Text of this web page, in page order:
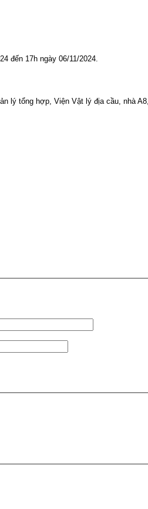
đến 17h ngày 06/11/2024.
lý tổng hợp, Viện Vật lý địa cầu, nhà